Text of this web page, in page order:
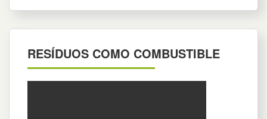
RESÍDUOS COMO COMBUSTIBLE